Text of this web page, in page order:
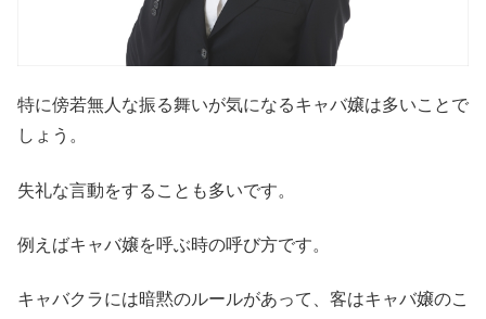
特に傍若無人な振る舞いが気になるキャバ嬢は多いことで
しょう。
失礼な言動をすることも多いです。
例えばキャバ嬢を呼ぶ時の呼び方です。
キャバクラには暗黙のルールがあって、客はキャバ嬢のこ